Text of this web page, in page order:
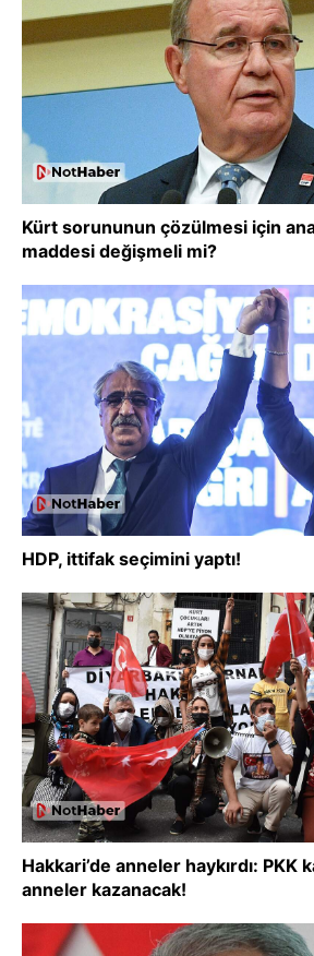
Kürt sorununun çözülmesi için
maddesi değişmeli mi?
HDP, ittifak seçimini yaptı!
Hakkari’de anneler haykırdı: PKK
anneler kazanacak!